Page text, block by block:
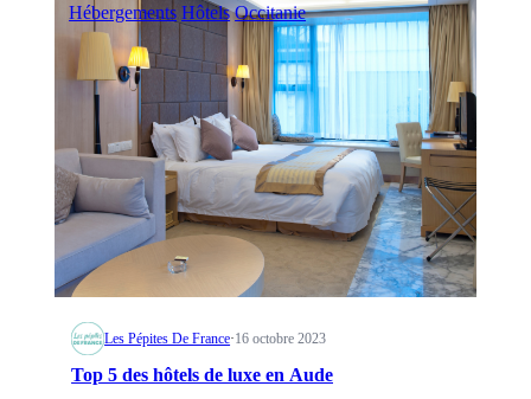
Hébergements Hôtels Occitanie
Les Pépites De France·16 octobre 2023
Top 5 des hôtels de luxe en Aude